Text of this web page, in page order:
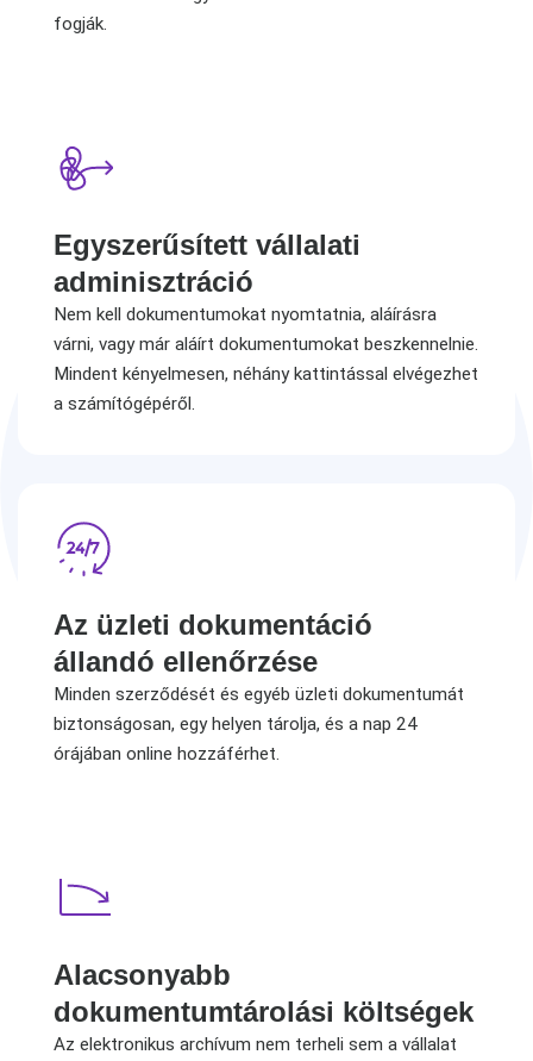
fogják.
Egyszerűsített vállalati
adminisztráció
Nem kell dokumentumokat nyomtatnia, aláírásra
várni, vagy már aláírt dokumentumokat beszkennelnie.
Mindent kényelmesen, néhány kattintással elvégezhet
a számítógépéről.
Az üzleti dokumentáció
állandó ellenőrzése
Minden szerződését és egyéb üzleti dokumentumát
biztonságosan, egy helyen tárolja, és a nap 24
órájában online hozzáférhet.
Alacsonyabb
dokumentumtárolási költségek
Az elektronikus archívum nem terheli sem a vállalat